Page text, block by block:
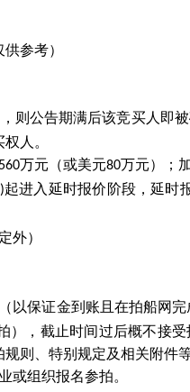
参考）
则公告期满后该竞买人即
人。
560万元 （或美元80万元） ；
)起进入延时报价阶段，延时
外）
以保证金到账且在拍船网
），截止时间过后概不接
则、特别规定及相关附件
或组织报名参拍。